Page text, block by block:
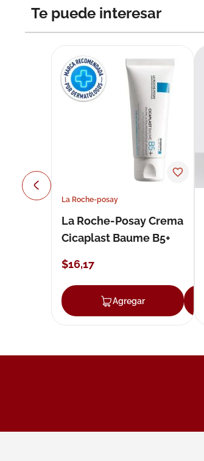
Te puede interesar
La Roche-posay
La Roche-Posay Crema
Cicaplast Baume B5+
$16,17
Agregar